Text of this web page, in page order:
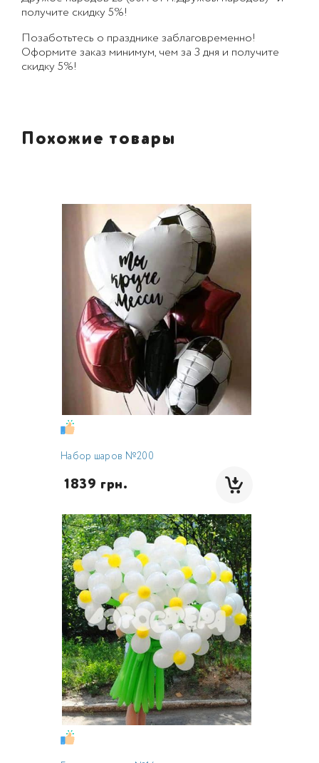
получите скидку 5%!
Позаботьтесь о празднике заблаговременно!
Оформите заказ минимум, чем за 3 дня и получите
скидку 5%!
Похожие товары
Набор шаров №200
1839 грн.